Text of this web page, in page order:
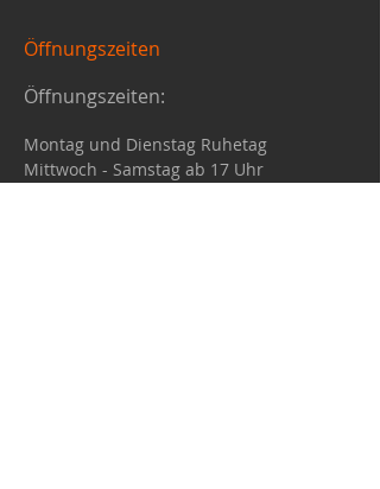
Öffnungszeiten
Öffnungszeiten:
Montag und Dienstag Ruhetag
Mittwoch - Samstag ab 17 Uhr